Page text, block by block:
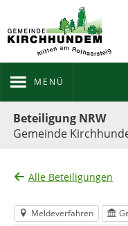
MENÜ
Beteiligung NRW
Gemeinde
Alle Beteiligungen
Meldeverfahren